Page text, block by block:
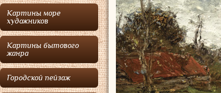
Картины море
художников
Картины бытового
жанра
Городской пейзаж